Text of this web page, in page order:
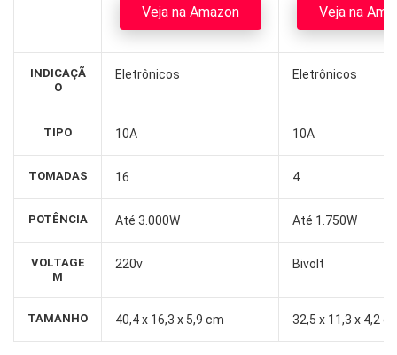
INDICAÇÃ
O
TIPO
TOMADAS
POTÊNCIA
VOLTAGE
M
TAMANHO
Veja na Amazon
Eletrônicos
10A
16
Até 3.000W
220v
40,4 x 16,3 x 5,9 cm
Veja na
Eletrônicos
10A
4
Até 1.750W
Bivolt
32,5 x 11,3 x 4,2